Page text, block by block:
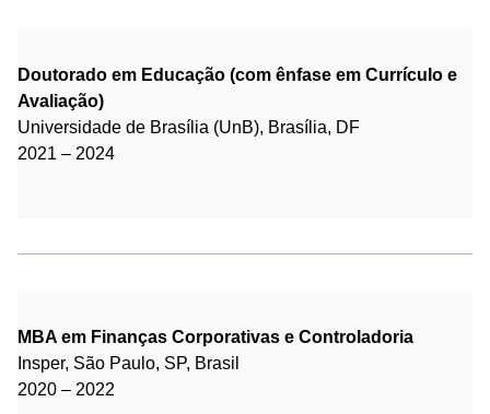
Doutorado em Educação (com ênfase em Currículo e
Avaliação)
Universidade de Brasília (UnB), Brasília, DF
2021 – 2024
MBA em Finanças Corporativas e Controladoria
Insper, São Paulo, SP, Brasil
2020 – 2022